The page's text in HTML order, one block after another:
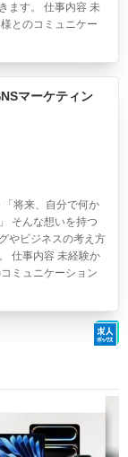
ます。 仕事内容 未
とのコミュニケー
マーケティン
「将来、自分で何か
そんな想いを持つ
やビジネスの考え方
仕事内容 未経験か
ミュニケーション